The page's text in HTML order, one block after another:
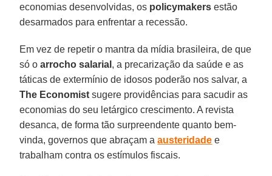
economias desenvolvidas, os policymakers estão
desarmados para enfrentar a recessão.
Em vez de repetir o mantra da mídia brasileira, de que
só oarrocho salarial , a precarização da saúde e as
táticas de extermínio de idosos poderão nos salvar, a
The Economist sugere providências para sacudir as
economias do seu letárgico crescimento. A revista
desanca, de forma tão surpreendente quanto bem-
vinda, governos que abraçam aausteridade e
trabalham contra os estímulos fiscais.